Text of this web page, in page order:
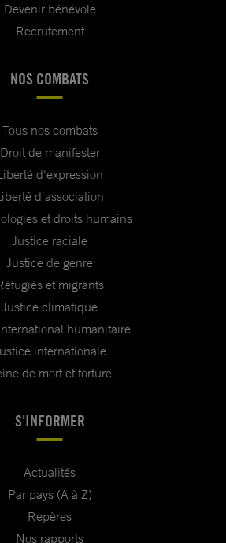
Devenir bénévole
Recrutement
NOS COMBATS
Tous nos combats
Droit de manifester
d'expression
d'association
et droits humains
Justice raciale
Justice de genre
et migrants
Justice climatique
humanitaire
internationale
de mort et torture
S'INFORMER
Actualités
Par pays (A à Z)
Repères
Nos rapports